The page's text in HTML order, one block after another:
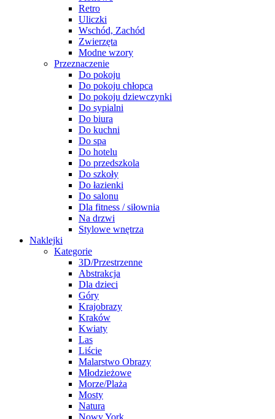
Retro
Uliczki
Wschód, Zachód
Zwierzęta
Modne wzory
Przeznaczenie
Do pokoju
Do pokoju chłopca
Do pokoju dziewczynki
Do sypialni
Do biura
Do kuchni
Do spa
Do hotelu
Do przedszkola
Do szkoły
Do łazienki
Do salonu
Dla fitness / siłownia
Na drzwi
Stylowe wnętrza
Naklejki
Kategorie
3D/Przestrzenne
Abstrakcja
Dla dzieci
Góry
Krajobrazy
Kraków
Kwiaty
Las
Liście
Malarstwo Obrazy
Młodzieżowe
Morze/Plaża
Mosty
Natura
Nowy York